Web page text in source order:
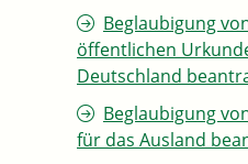
Beglaubigung
öffentlichen
Deutschland
Beglaubigung
für das Ausland